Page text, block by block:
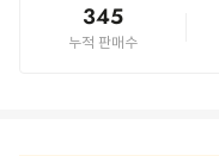
345
누적 판매수